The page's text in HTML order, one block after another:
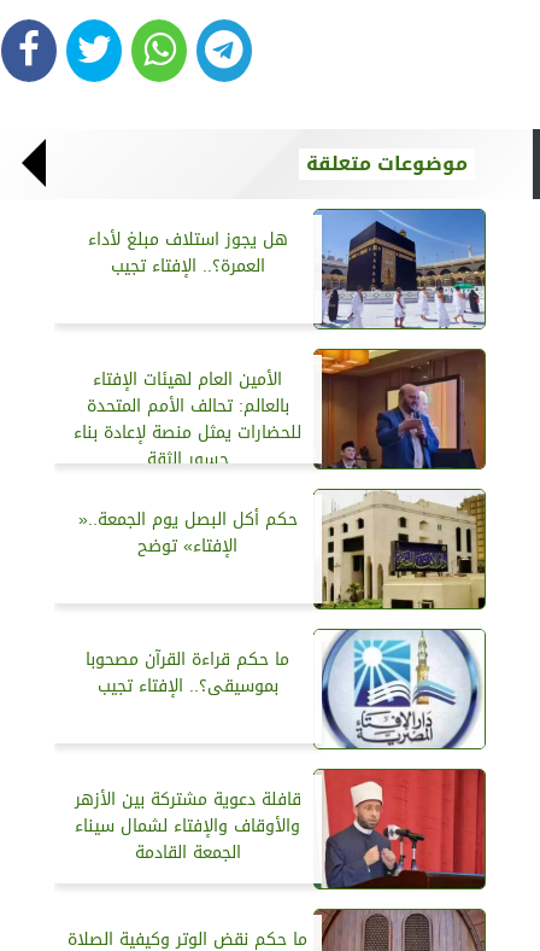
موضوعات متعلقة
هل يجوز استلاف مبلغ لأداء
العمرة؟.. الإفتاء تجيب
الأمين العام لهيئات الإفتاء
بالعالم: تحالف الأمم المتحدة
للحضارات يمثل منصة لإعادة بناء
جسور الثقة
حكم أكل البصل يوم الجمعة..«
الإفتاء» توضح
ما حكم قراءة القرآن مصحوبا
بموسيقى؟.. الإفتاء تجيب
قافلة دعوية مشتركة بين الأزهر
والأوقاف والإفتاء لشمال سيناء
الجمعة القادمة
ما حكم نقض الوتر وكيفية الصلاة